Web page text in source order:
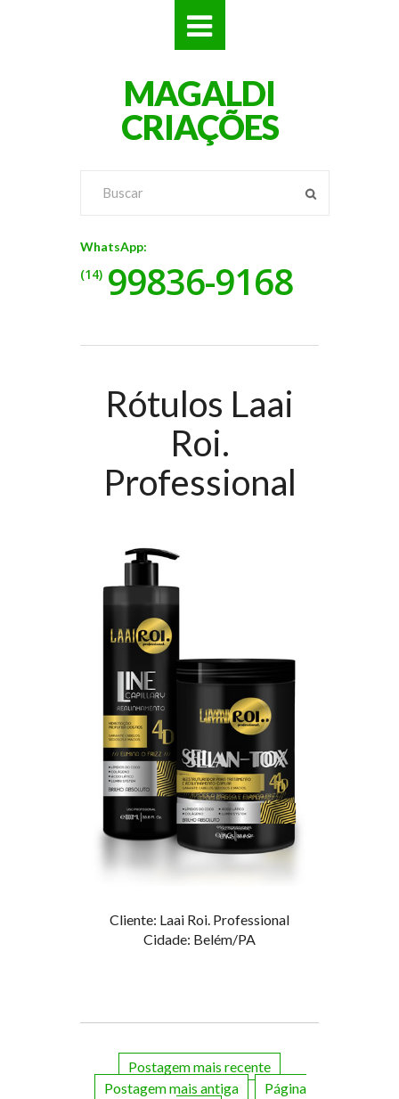
MAGALDI
CRIAÇÕES
WhatsApp:
(14) 99836-9168
Rótulos Laai
Roi.
Professional
Cliente: Laai Roi. Professional
Cidade: Belém/PA
Postagem mais recente
Postagem mais antiga
Página